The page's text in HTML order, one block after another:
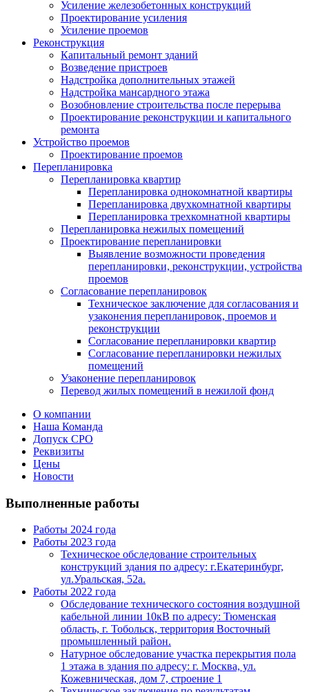
Усиление железобетонных конструкций
Проектирование усиления
Усиление проемов
Реконструкция
Капитальный ремонт зданий
Возведение пристроев
Надстройка дополнительных этажей
Надстройка мансардного этажа
Возобновление строительства после перерыва
Проектирование реконструкции и капитального
ремонта
Устройство проемов
Проектирование проемов
Перепланировка
Перепланировка квартир
Перепланировка однокомнатной квартиры
Перепланировка двухкомнатной квартиры
Перепланировка трехкомнатной квартиры
Перепланировка нежилых помещений
Проектирование перепланировки
Выявление возможности проведения
перепланировки, реконструкции, устройства
проемов
Согласование перепланировок
Техническое заключение для согласования и
узаконения перепланировок, проемов и
реконструкции
Согласование перепланировки квартир
Согласование перепланировки нежилых
помещений
Узаконение перепланировок
Перевод жилых помещений в нежилой фонд
О компании
Наша Команда
Допуск СРО
Реквизиты
Цены
Новости
Выполненные работы
Работы 2024 года
Работы 2023 года
Техническое обследование строительных
конструкций здания по адресу: г.Екатеринбург,
ул.Уральская, 52а.
Работы 2022 года
Обследование технического состояния воздушной
кабельной линии 10кВ по адресу: Тюменская
область, г. Тобольск, территория Восточный
промышленный район.
Натурное обследование участка перекрытия пола
1 этажа в здания по адресу: г. Москва, ул.
Кожевническая, дом 7, строение 1